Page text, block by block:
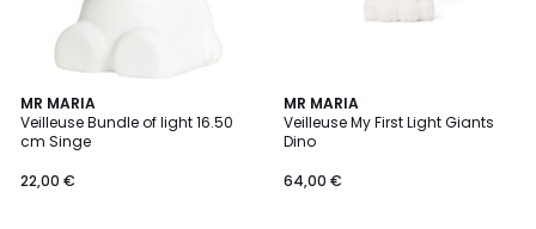
MR MARIA
Veilleuse Bundle of light 16.50
cm Singe
22,00 €
MR MARIA
Veilleuse My First Light Giants
Dino
64,00 €